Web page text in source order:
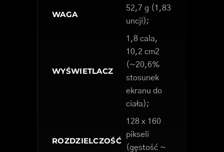
WAGA
52,7 g (1,83
uncji);
WYŚWIETLACZ
1,8 cala,
10,2 cm2
(~20,6%
stosunek
ekranu do
ciała);
ROZDZIELCZOŚĆ
128 x 160
pikseli
(gęstość ~